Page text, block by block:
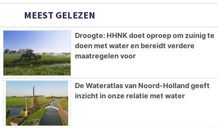
MEEST GELEZEN
Droogte: HHNK doet oproep om zuinig te
doen met water en bereidt verdere
maatregelen voor
De Wateratlas van Noord-Holland geeft
inzicht in onze relatie met water